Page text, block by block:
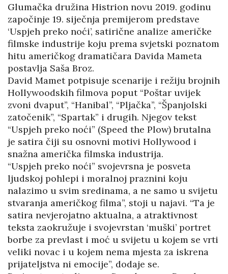
Glumačka družina Histrion novu 2019. godinu
započinje 19. siječnja premijerom predstave
‘Uspjeh preko noći’, satirične analize američke
filmske industrije koju prema svjetski poznatom
hitu američkog dramatičara Davida Mameta
postavlja Saša Broz.
David Mamet potpisuje scenarije i režiju brojnih
Hollywoodskih filmova poput “Poštar uvijek
zvoni dvaput”, “Hanibal”, “Pljačka”, “Španjolski
zatočenik”, “Spartak” i drugih. Njegov tekst
“Uspjeh preko noći” (Speed the Plow) brutalna
je satira čiji su osnovni motivi Hollywood i
snažna američka filmska industrija.
“Uspjeh preko noći” svojevrsna je posveta
ljudskoj pohlepi i moralnoj praznini koju
nalazimo u svim sredinama, a ne samo u svijetu
stvaranja američkog filma”, stoji u najavi. “Ta je
satira nevjerojatno aktualna, a atraktivnost
teksta zaokružuje i svojevrstan ‘muški’ portret
borbe za prevlast i moć u svijetu u kojem se vrti
veliki novac i u kojem nema mjesta za iskrena
prijateljstva ni emocije”, dodaje se.